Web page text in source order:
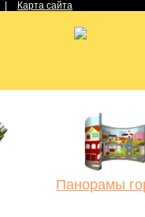
Карта сайта
Панорамы